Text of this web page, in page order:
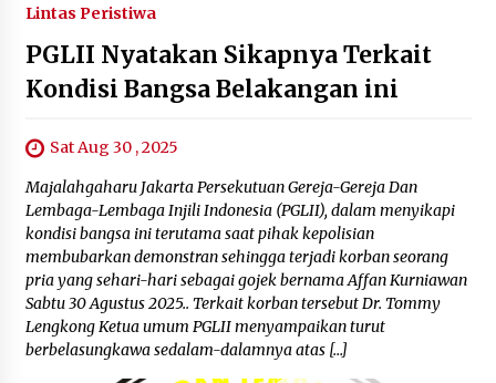
Lintas Peristiwa
PGLII Nyatakan Sikapnya Terkait
Kondisi Bangsa Belakangan ini
Sat Aug 30 , 2025
Majalahgaharu Jakarta Persekutuan Gereja-Gereja Dan
Lembaga-Lembaga Injili Indonesia (PGLII), dalam menyikapi
kondisi bangsa ini terutama saat pihak kepolisian
membubarkan demonstran sehingga terjadi korban seorang
pria yang sehari-hari sebagai gojek bernama Affan Kurniawan
Sabtu 30 Agustus 2025.. Terkait korban tersebut Dr. Tommy
Lengkong Ketua umum PGLII menyampaikan turut
berbelasungkawa sedalam-dalamnya atas […]